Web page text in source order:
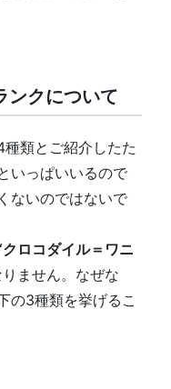
ンクについて
類とご紹介したた
いっぱいいるので
ないのではないで
クロコダイル＝ワニ
ません。なぜな
の3種類を挙げるこ